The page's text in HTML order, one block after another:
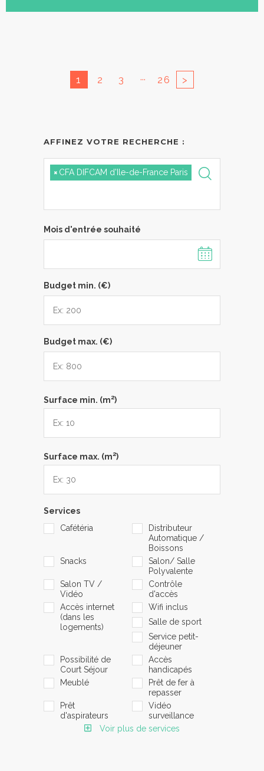
1 2 3 ... 26 >
AFFINEZ VOTRE RECHERCHE :
× CFA DIFCAM d'Ile-de-France Paris
Mois d'entrée souhaité
Budget min. (€)
Budget max. (€)
Surface min. (m2)
Surface max. (m2)
Services
Cafétéria
Distributeur
Automatique /
Boissons
Snacks
Salon/ Salle
Polyvalente
Salon TV /
Vidéo
Contrôle
d'accès
Accès internet
(dans les
logements)
Wifi inclus
Salle de sport
Service petit-
déjeuner
Possibilité de
Court Séjour
Accès
handicapés
Meublé
Prêt de fer à
repasser
Prêt
d'aspirateurs
Vidéo
surveillance
Voir plus de services